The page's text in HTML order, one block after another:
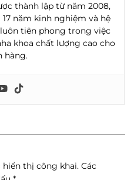
thành lập từ năm 2008,
năm kinh nghiệm và hệ
tiên phong trong việc
khoa chất lượng cao cho
hàng.
hiển thị công khai. Các